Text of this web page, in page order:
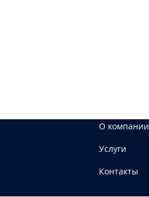
О компании
Услуги
Контакты